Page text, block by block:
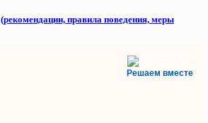
(рекомендации, правила поведения, меры
Решаем вместе